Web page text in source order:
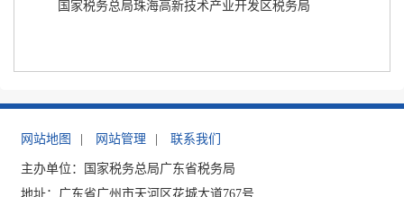
国家税务总局珠海高新技术产业开发区税务局
网站地图 网站管理 联系我们
主办单位：国家税务总局广东省税务局
地址：广东省广州市天河区花城大道767号